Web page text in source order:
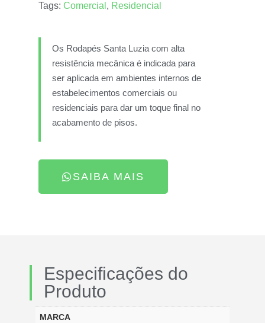
Tags: Comercial , Residencial
Os Rodapés Santa Luzia com alta
resistência mecânica é indicada para
ser aplicada em ambientes internos de
estabelecimentos comerciais ou
residenciais para dar um toque final no
acabamento de pisos.
SAIBA MAIS
Especificações do
Produto
MARCA